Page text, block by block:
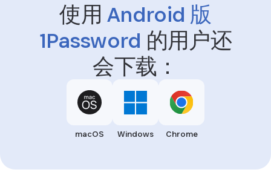
使用Android 版
1Password 的用户还
会下载：
macOS Windows Chrome